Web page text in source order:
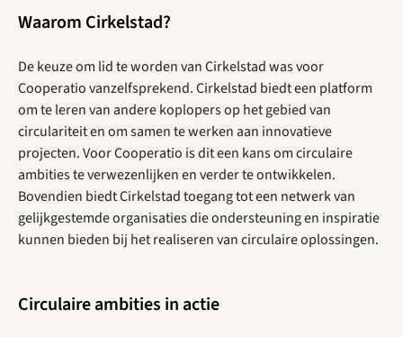
Waarom Cirkelstad?
De keuze om lid te worden van Cirkelstad was voor
Cooperatio vanzelfsprekend. Cirkelstad biedt een platform
om te leren van andere koplopers op het gebied van
circulariteit en om samen te werken aan innovatieve
projecten. Voor Cooperatio is dit een kans om circulaire
ambities te verwezenlijken en verder te ontwikkelen.
Bovendien biedt Cirkelstad toegang tot een netwerk van
gelijkgestemde organisaties die ondersteuning en inspiratie
kunnen bieden bij het realiseren van circulaire oplossingen.
Circulaire ambities in actie